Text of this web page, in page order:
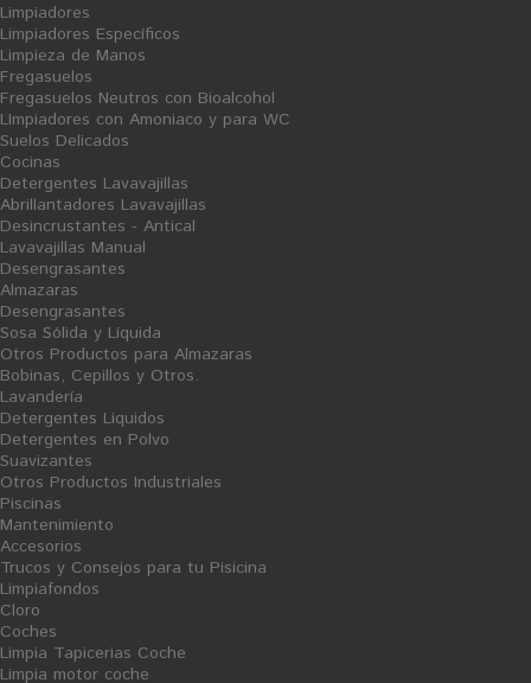
Limpiadores
Limpiadores Específicos
Limpieza de Manos
Fregasuelos
Fregasuelos Neutros con Bioalcohol
LImpiadores con Amoniaco y para WC
Suelos Delicados
Cocinas
Detergentes Lavavajillas
Abrillantadores Lavavajillas
Desincrustantes - Antical
Lavavajillas Manual
Desengrasantes
Almazaras
Desengrasantes
Sosa Sólida y Líquida
Otros Productos para Almazaras
Bobinas, Cepillos y Otros.
Lavandería
Detergentes Liquidos
Detergentes en Polvo
Suavizantes
Otros Productos Industriales
Piscinas
Mantenimiento
Accesorios
Trucos y Consejos para tu Pisicina
Limpiafondos
Cloro
Coches
Limpia Tapicerias Coche
Limpia motor coche